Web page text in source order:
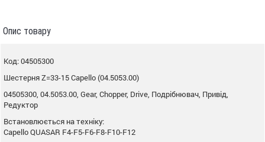
Опис товару
Код: 04505300
Шестерня Z=33-15 Capello (04.5053.00)
04505300, 04.5053.00, Gear, Chopper, Drive, Подрібнювач, Привід,
Редуктор
Встановлюється на техніку:
Capello QUASAR F4-F5-F6-F8-F10-F12